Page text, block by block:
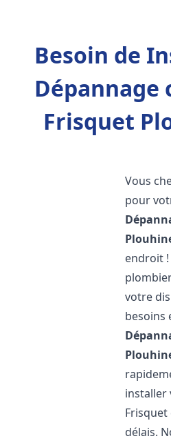
Besoin de
Dépannage
Frisquet
Vous
pour
endroit
votre
besoins
installer
Frisquet
délais.